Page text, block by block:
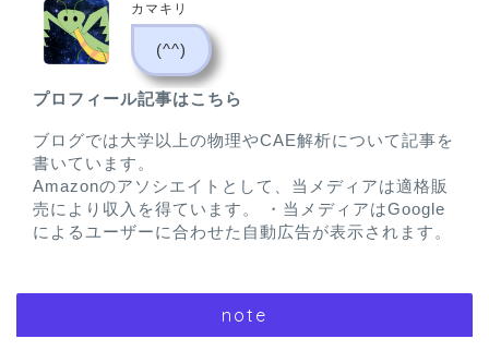
カマキリ
(^^)
プロフィール記事はこちら
ブログでは大学以上の物理やCAE解析について記事を
書いています。
Amazonのアソシエイトとして、当メディアは適格販
売により収入を得ています。 ・当メディアはGoogle
によるユーザーに合わせた自動広告が表示されます。
note